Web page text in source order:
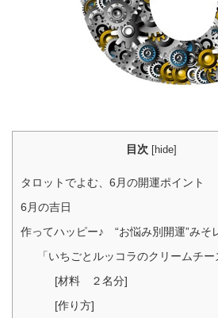
目次 [hide]
タロットでよむ、6月の開運ポイント
6月の吉日
作ってハッピー♪ “お悩み別開運”みそ
「いちごとルッコラのクリームチー
[材料 ２名分]
[作り方]